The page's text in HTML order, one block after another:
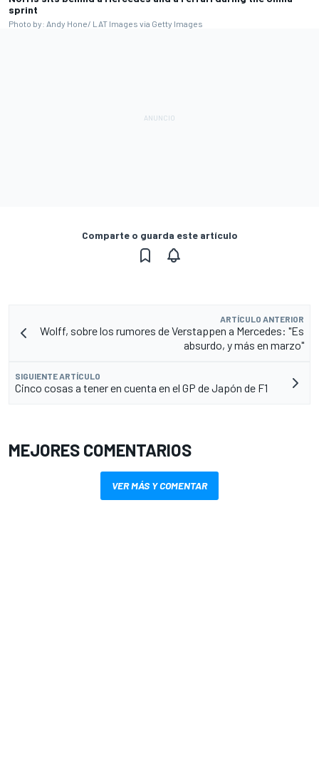
sprint
Photo by: Andy Hone/ LAT Images via Getty Images
Comparte o guarda este artículo
ARTÍCULO ANTERIOR
Wolff, sobre los rumores de Verstappen a Mercedes: "Es
absurdo, y más en marzo"
SIGUIENTE ARTÍCULO
Cinco cosas a tener en cuenta en el GP de Japón de F1
MEJORES COMENTARIOS
VER MÁS Y COMENTAR